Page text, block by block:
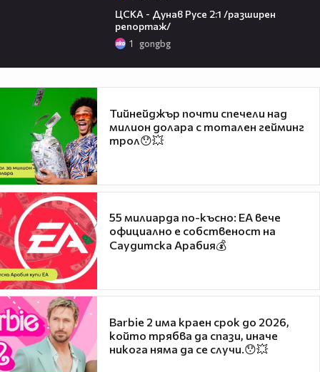
ЦСКА - Дунав Русе 2:1 /разширен
репортаж/
1 gongbg
Тийнейджър почти спечели над
милион долара с тотален гейминг
трол😯💥
55 милиарда по-късно: EA вече
официално е собственост на
Саудитска Арабия💰
Barbie 2 има краен срок до 2026,
който трябва да спази, иначе
никога няма да се случи.😯💥